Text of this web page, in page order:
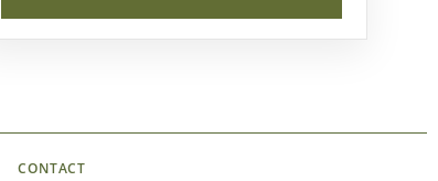
CONTACT